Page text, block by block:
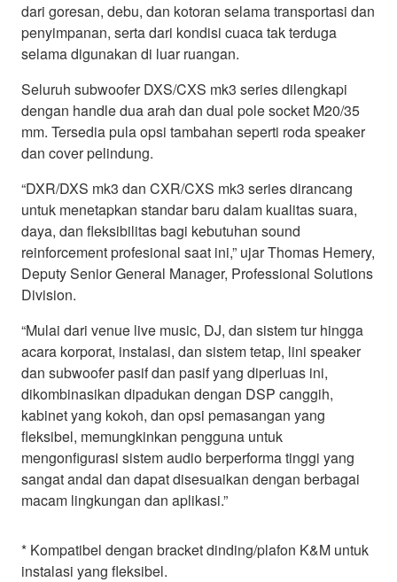
dari goresan, debu, dan kotoran selama transportasi dan
penyimpanan, serta dari kondisi cuaca tak terduga
selama digunakan di luar ruangan.
Seluruh subwoofer DXS/CXS mk3 series dilengkapi
dengan handle dua arah dan dual pole socket M20/35
mm. Tersedia pula opsi tambahan seperti roda speaker
dan cover pelindung.
“DXR/DXS mk3 dan CXR/CXS mk3 series dirancang
untuk menetapkan standar baru dalam kualitas suara,
daya, dan fleksibilitas bagi kebutuhan sound
reinforcement profesional saat ini,” ujar Thomas Hemery,
Deputy Senior General Manager, Professional Solutions
Division.
“Mulai dari venue live music, DJ, dan sistem tur hingga
acara korporat, instalasi, dan sistem tetap, lini speaker
dan subwoofer pasif dan pasif yang diperluas ini,
dikombinasikan dipadukan dengan DSP canggih,
kabinet yang kokoh, dan opsi pemasangan yang
fleksibel, memungkinkan pengguna untuk
mengonfigurasi sistem audio berperforma tinggi yang
sangat andal dan dapat disesuaikan dengan berbagai
macam lingkungan dan aplikasi.”
* Kompatibel dengan bracket dinding/plafon K&M untuk
instalasi yang fleksibel.